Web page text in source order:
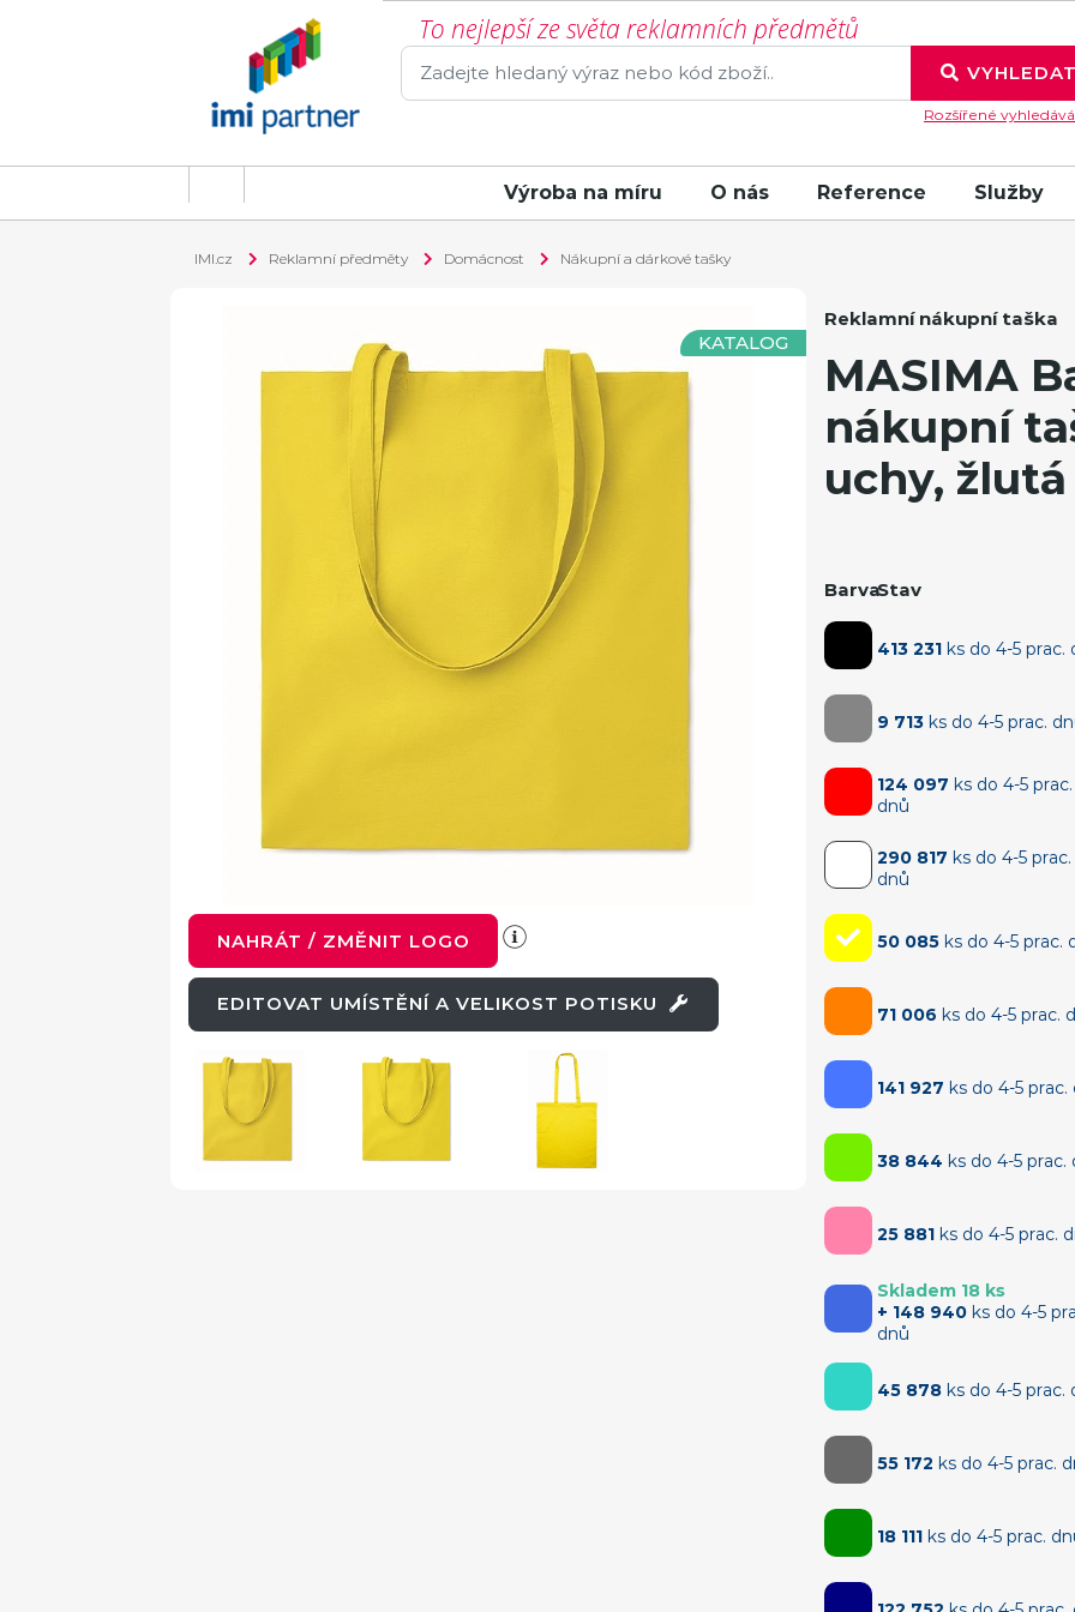
To nejlepší ze světa reklamních předmětů
Rozšířené
Výroba na míru O nás Reference Služby
IMI.cz Reklamní předměty Domácnost Nákupní a dárkové tašky
KATALOG
NAHRÁT / ZMĚNIT LOGO
EDITOVAT UMÍSTĚNÍ A VELIKOST POTISKU
Reklamní nákupní taška
MASIMA
nákupní
uchy, žlutá
BarvaStav
413 231 ks do 4-5 prac.
9 713 ks do 4-5 prac.
124 097 ks do 4-5 prac.
dnů
290 817 ks do 4-5 prac.
dnů
50 085 ks do 4-5 prac.
71 006 ks do 4-5 prac.
141 927 ks do 4-5 prac.
38 844 ks do 4-5 prac.
25 881 ks do 4-5 prac.
Skladem 18 ks
+ 148 940 ks do 4-5
dnů
45 878 ks do 4-5 prac.
55 172 ks do 4-5 prac.
18 111 ks do 4-5 prac.